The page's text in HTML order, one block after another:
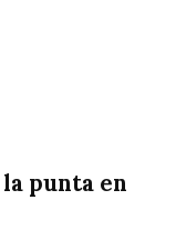
punta en